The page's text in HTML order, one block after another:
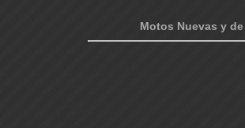
Motos Nuevas y